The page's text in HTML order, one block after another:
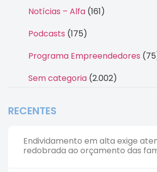
Notícias – Alfa (161)
Podcasts (175)
Programa Empreendedores
Sem categoria (2.002)
RECENTES
Endividamento em alta exige
redobrada ao orçamento das